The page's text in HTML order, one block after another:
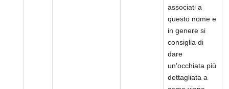
associati a
questo nome e
in genere si
consiglia di
dare
un'occhiata più
dettagliata a